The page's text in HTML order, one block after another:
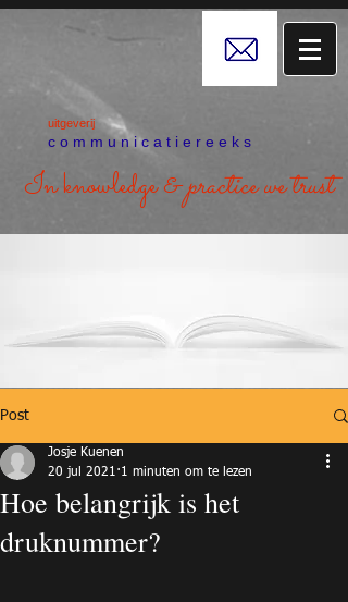
uitgeverij
c o m m u n i c a t i e r e e k s
In knowledge &practice we trust
Post
Hoe belangrijk is het
druknummer?
Josje Kuenen
20 jul 2021 1 minuten om te lezen